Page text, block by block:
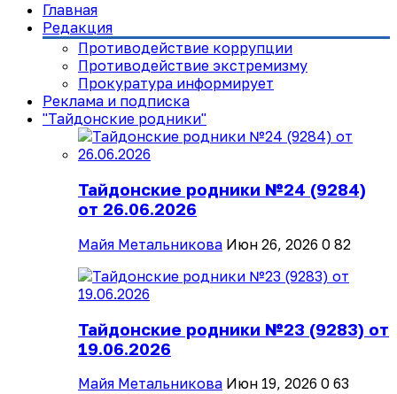
Главная
Редакция
Противодействие коррупции
Противодействие экстремизму
Прокуратура информирует
Реклама и подписка
"Тайдонские родники"
Тайдонские родники №24 (9284)
от 26.06.2026
Майя Метальникова Июн 26, 2026 0 82
Тайдонские родники №23 (9283) от
19.06.2026
Майя Метальникова Июн 19, 2026 0 63